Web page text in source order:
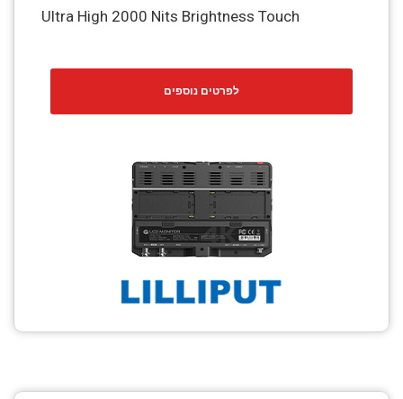
Ultra High 2000 Nits Brightness Touch
לפרטים נוספים